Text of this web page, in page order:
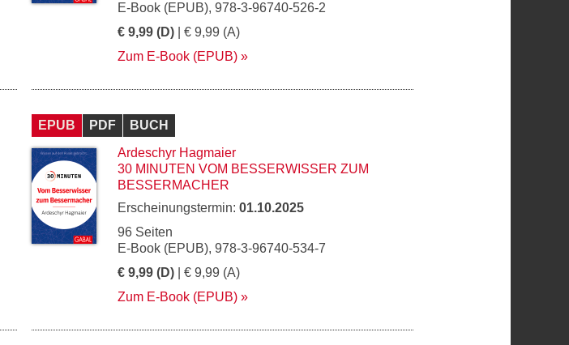
E-Book (EPUB), 978-3-96740-526-2
€ 9,99 (D) | € 9,99 (A)
Zum E-Book (EPUB)
EPUB PDF
BUCH
Ardeschyr Hagmaier
30 MINUTEN VOM BESSERWISSER ZUM
BESSERMACHER
Erscheinungstermin: 01.10.2025
96 Seiten
E-Book (EPUB), 978-3-96740-534-7
€ 9,99 (D) | € 9,99 (A)
Zum E-Book (EPUB)